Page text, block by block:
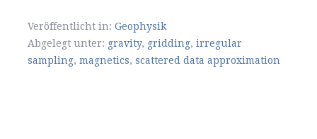
Veröffentlicht in: Geophysik
Abgelegt unter: gravity, gridding, irregular
sampling, magnetics, scattered data approximation